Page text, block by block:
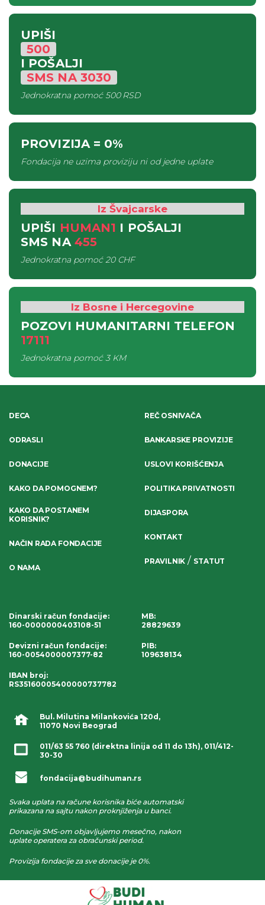
UPIŠI
500
I POŠALJI
SMS NA3030
Jednokratna pomoć500 RSD
PROVIZIJA= 0%
Fondacija ne uzima proviziju ni od jedne uplate
Iz Švajcarske
UPIŠI HUMAN1 I POŠALJI
SMS NA 455
Jednokratna pomoć20 CHF
Iz Bosne i Hercegovine
POZOVI HUMANITARNI TELEFON
17111
Jednokratna pomoć3 KM
Bul. Milutina Milankovića 120d,
11070 Novi Beograd
011/63 55 760 (direktna linija od 11 do 13h), 011/412-
30-30
fondacija@budihuman.rs
Svaka uplata na račune korisnika biće automatski
prikazana na sajtu nakon proknjiženja u banci.
Donacije SMS-om objavljujemo mesečno, nakon
uplate operatera za obračunski period.
Provizija fondacije za sve donacije je 0%.
DECA
ODRASLI
DONACIJE
KAKO DA POMOGNEM?
KAKO DA POSTANEM
KORISNIK?
NAČIN RADA FONDACIJE
O NAMA
REČ OSNIVAČA
BANKARSKE PROVIZIJE
USLOVI KORIŠĆENJA
POLITIKA PRIVATNOSTI
DIJASPORA
KONTAKT
PRAVILNIK / STATUT
Dinarski račun fondacije:
160-0000000403108-51
Devizni račun fondacije:
160-0054000007377-82
IBAN broj:
RS35160005400000737782
MB:
28829639
PIB:
109638134